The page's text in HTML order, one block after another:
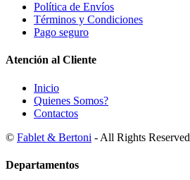
Política de Envíos
Términos y Condiciones
Pago seguro
Atención al Cliente
Inicio
Quienes Somos?
Contactos
© Fablet & Bertoni - All Rights Reserved
Departamentos